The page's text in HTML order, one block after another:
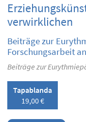
verwirklichen
Beiträge zur
Forschungsarbeit
Beiträge zur
Tapablanda
19,00 €